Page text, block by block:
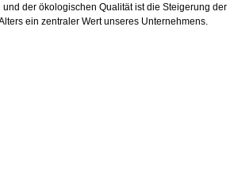
der ökologischen Qualität ist die Steigerung der
ein zentraler Wert unseres Unternehmens.